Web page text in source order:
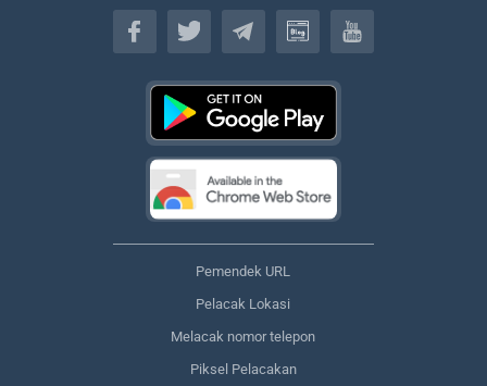
Bahasa
Pemendek URL
Pelacak Lokasi
Melacak nomor telepon
Piksel Pelacakan